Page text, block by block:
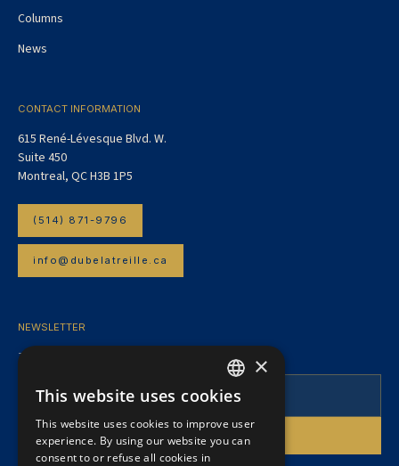
Columns
News
CONTACT INFORMATION
615 René-Lévesque Blvd. W.
Suite 450
Montreal, QC H3B 1P5
(514) 871-9796
info@dubelatreille.ca
NEWSLETTER
To follow our articles and legal news.
FRENCH
ENGLISH
×
This website uses cookies
This website uses cookies to improve user
experience. By using our website you can
consent to or refuse all cookies in